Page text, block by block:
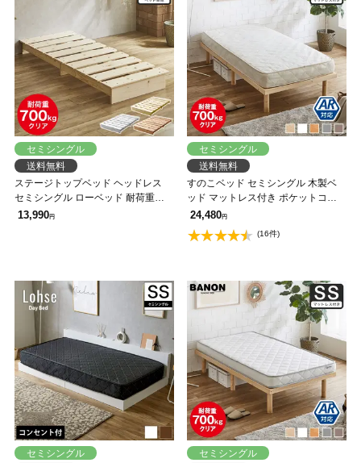
セミシングル
送料無料
ステージトップベッド ヘッドレス
セミシングル ローベッド 耐荷重
350kg 天然木 北欧パイン材 フロア
13,990円
セミシングル
送料無料
すのこベッド セミシングル 木製ベ
ッド マットレス付き ポケットコイ
ルマットレス 組立簡単 ヘッドレス
一人暮らし 北欧 低ホルムアルデヒ
ド バノン【AR】
24,480円
(16件)
セミシングル
セミシングル